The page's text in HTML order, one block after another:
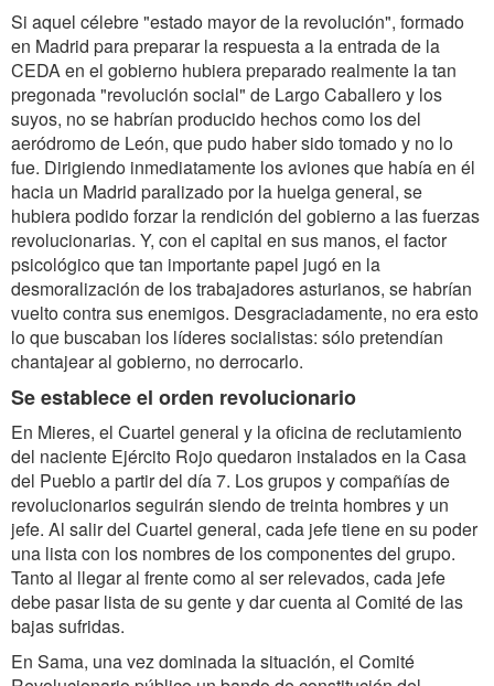
Si aquel célebre "estado mayor de la revolución", formado
en Madrid para preparar la respuesta a la entrada de la
CEDA en el gobierno hubiera preparado realmente la tan
pregonada "revolución social" de Largo Caballero y los
suyos, no se habrían producido hechos como los del
aeródromo de León, que pudo haber sido tomado y no lo
fue. Dirigiendo inmediatamente los aviones que había en él
hacia un Madrid paralizado por la huelga general, se
hubiera podido forzar la rendición del gobierno a las fuerzas
revolucionarias. Y, con el capital en sus manos, el factor
psicológico que tan importante papel jugó en la
desmoralización de los trabajadores asturianos, se habrían
vuelto contra sus enemigos. Desgraciadamente, no era esto
lo que buscaban los líderes socialistas: sólo pretendían
chantajear al gobierno, no derrocarlo.
Se establece el orden revolucionario
En Mieres, el Cuartel general y la oficina de reclutamiento
del naciente Ejército Rojo quedaron instalados en la Casa
del Pueblo a partir del día 7. Los grupos y compañías de
revolucionarios seguirán siendo de treinta hombres y un
jefe. Al salir del Cuartel general, cada jefe tiene en su poder
una lista con los nombres de los componentes del grupo.
Tanto al llegar al frente como al ser relevados, cada jefe
debe pasar lista de su gente y dar cuenta al Comité de las
bajas sufridas.
En Sama, una vez dominada la situación, el Comité